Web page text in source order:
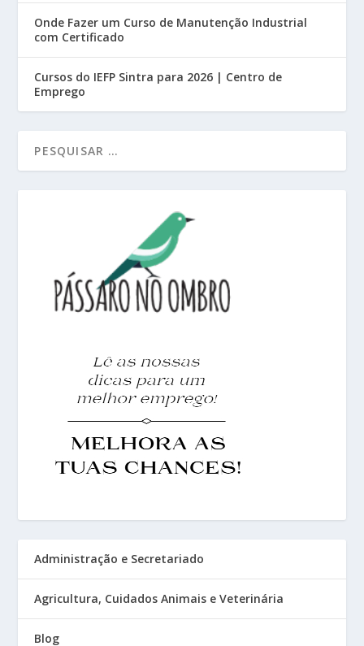
Onde Fazer um Curso de Manutenção Industrial
com Certificado
Cursos do IEFP Sintra para 2026 | Centro de
Emprego
Administração e Secretariado
Agricultura, Cuidados Animais e Veterinária
Blog